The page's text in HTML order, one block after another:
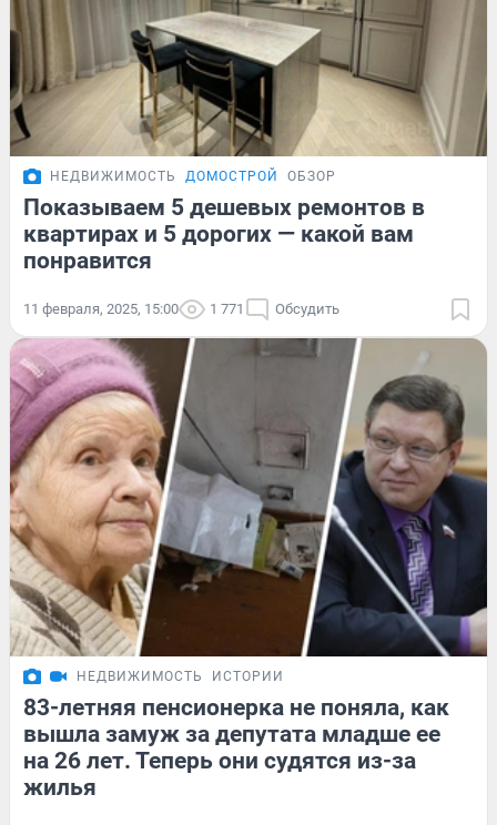
НЕДВИЖИМОСТЬ ДОМОСТРОЙ ОБЗОР
Показываем 5 дешевых ремонтов в
квартирах и 5 дорогих — какой вам
понравится
11 февраля, 2025, 15:00 1 771 Обсудить
НЕДВИЖИМОСТЬ ИСТОРИИ
83-летняя пенсионерка не поняла, как
вышла замуж за депутата младше ее
на 26 лет. Теперь они судятся из-за
жилья